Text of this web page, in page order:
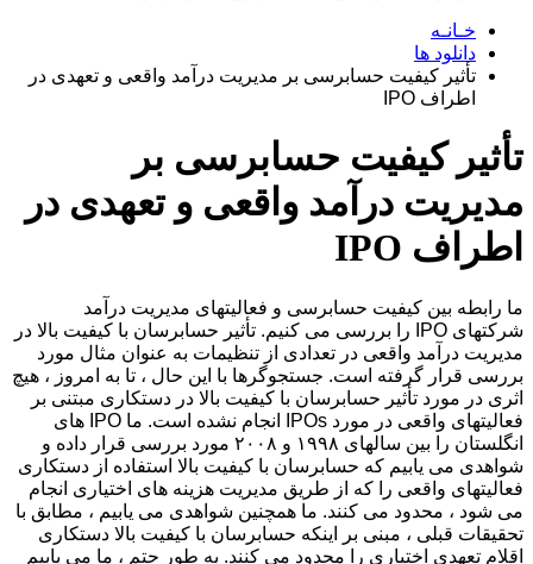
خـانـه
دانلود ها
تأثیر کیفیت حسابرسی بر مدیریت درآمد واقعی و تعهدی در
اطراف IPO
تأثیر کیفیت حسابرسی بر
مدیریت درآمد واقعی و تعهدی در
اطراف IPO
ما رابطه بین کیفیت حسابرسی و فعالیتهای مدیریت درآمد
شرکتهای IPO را بررسی می کنیم. تأثیر حسابرسان با کیفیت بالا در
مدیریت درآمد واقعی در تعدادی از تنظیمات به عنوان مثال مورد
بررسی قرار گرفته است. جستجوگرها با این حال ، تا به امروز ، هیچ
اثری در مورد تأثیر حسابرسان با کیفیت بالا در دستکاری مبتنی بر
فعالیتهای واقعی در مورد IPOs انجام نشده است. ما IPO های
انگلستان را بین سالهای ۱۹۹۸ و ۲۰۰۸ مورد بررسی قرار داده و
شواهدی می یابیم که حسابرسان با کیفیت بالا استفاده از دستکاری
فعالیتهای واقعی را که از طریق مدیریت هزینه های اختیاری انجام
می شود ، محدود می کنند. ما همچنین شواهدی می یابیم ، مطابق با
تحقیقات قبلی ، مبنی بر اینکه حسابرسان با کیفیت بالا دستکاری
اقلام تعهدی اختیاری را محدود می کنند. به طور حتم ، ما می یابیم